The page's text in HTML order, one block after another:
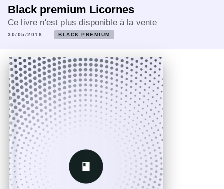
Black premium Licornes
Ce livre n'est plus disponible à la vente
30/05/2018 BLACK PREMIUM